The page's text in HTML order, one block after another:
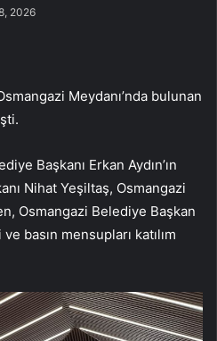
2026
Meydanı’nda bulunan
Başkanı Erkan Aydın’ın
Nihat Yeşiltaş, Osmangazi
Osmangazi Belediye Başkan
basın mensupları katılım